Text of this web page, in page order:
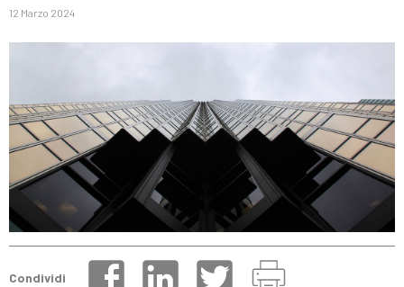
12 Marzo 2024
Condividi